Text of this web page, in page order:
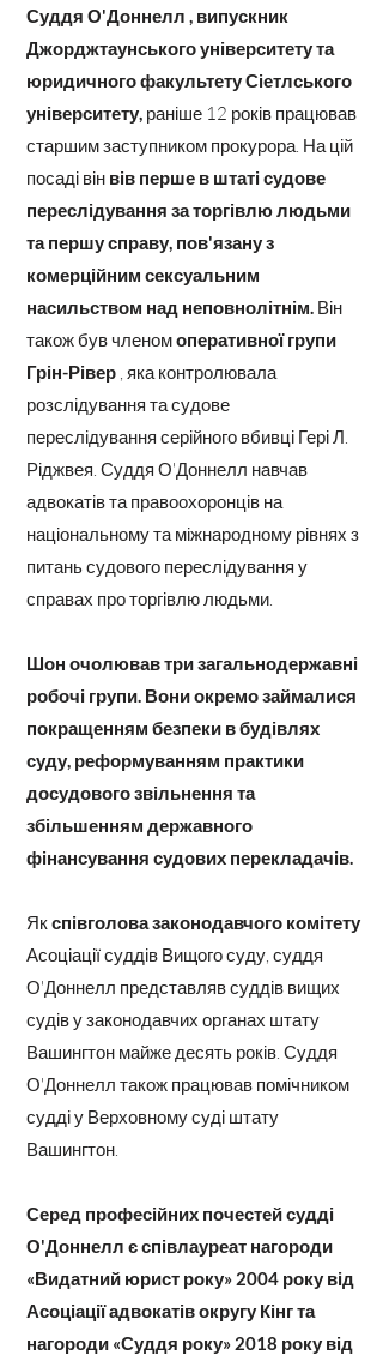
Суддя О'Доннелл , випускник
Джорджтаунського університету та
юридичного факультету Сіетлського
університету, раніше 12 років працював
старшим заступником прокурора. На цій
посаді він вів перше в штаті судове
переслідування за торгівлю людьми
та першу справу, пов'язану з
комерційним сексуальним
насильством над неповнолітнім. Він
також був членомоперативної групи
Грін-Рівер , яка контролювала
розслідування та судове
переслідування серійного вбивці Гері Л.
Ріджвея. Суддя О'Доннелл навчав
адвокатів та правоохоронців на
національному та міжнародному рівнях з
питань судового переслідування у
справах про торгівлю людьми.
Шон очолював три загальнодержавні
робочі групи. Вони окремо займалися
покращенням безпеки в будівлях
суду, реформуванням практики
досудового звільнення та
збільшенням державного
фінансування судових перекладачів.
Якспівголова законодавчого комітету
Асоціації суддів Вищого суду, суддя
О'Доннелл представляв суддів вищих
судів у законодавчих органах штату
Вашингтон майже десять років. Суддя
О'Доннелл також працював помічником
судді у Верховному суді штату
Вашингтон.
Серед професійних почестей судді
О'Доннелл є співлауреат нагороди
«Видатний юрист року» 2004 року від
Асоціації адвокатів округу Кінг та
нагороди «Суддя року» 2018 року від